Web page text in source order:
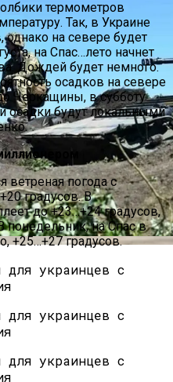
Реакция На Тарифы
На Кону
На Гаити:
Безнадежной
термометров
Так, в Украине
однако на севере будет
на Спас…лето начнет
Дождей будет немного.
осадков на севере
Черкащины, в субботу
осадки будут локальными
ветреная погода с
градусов. В
до +23…+24 градусов,
понедельник, на Спас в
+25…+27 градусов.